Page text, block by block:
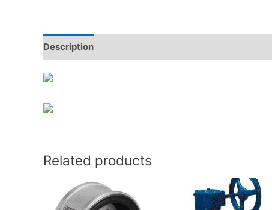
Description
Related products